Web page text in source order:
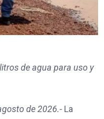
de agua para uso y
de 2026.- La